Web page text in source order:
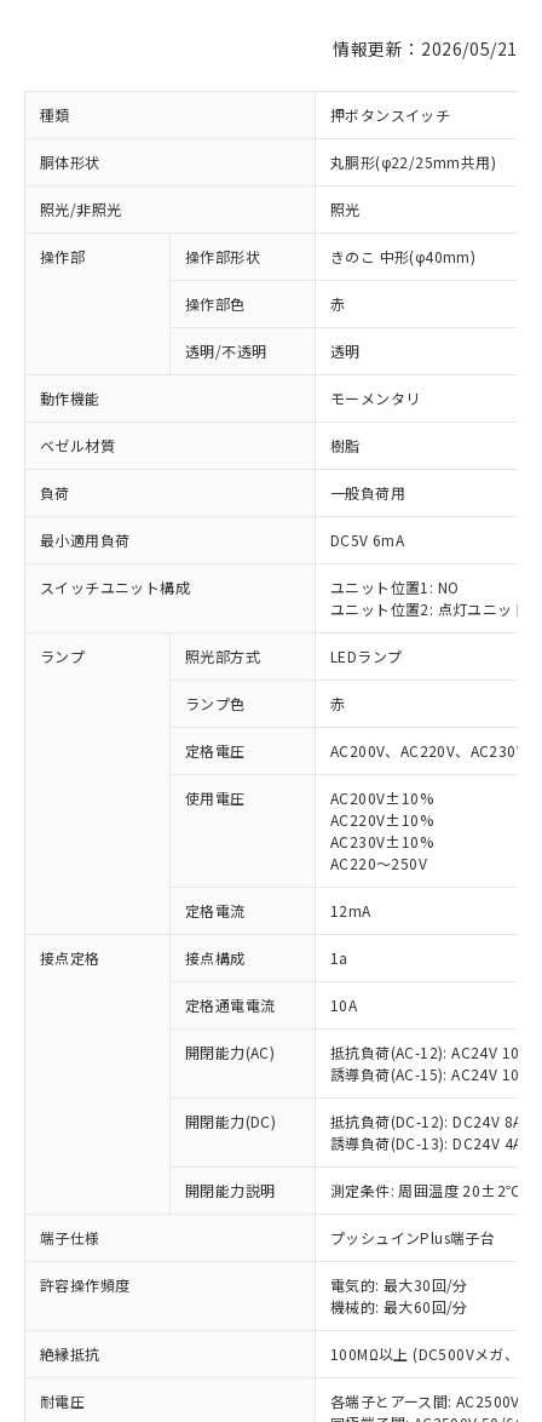
情報更新：2026/05/21
種類 押ボタンスイッチ
胴体形状 丸胴形(φ22/25mm共用)
照光/非照光 照光
操作部 操作部形状 きのこ 中形(φ40mm)
操作部色 赤
透明/不透明 透明
動作機能 モーメンタリ
ベゼル材質 樹脂
負荷 一般負荷用
最小適用負荷 DC5V 6mA
スイッチユニット構成
ユニット位置1: NO
ユニット位置2: 点灯ユニット
ランプ 照光部方式 LEDランプ
ランプ色 赤
定格電圧 AC200V、AC220V、AC230V
使用電圧
AC200V±10%
AC220V±10%
AC230V±10%
AC220～250V
定格電流 12mA
接点定格 接点構成 1a
定格通電電流 10A
開閉能力(AC)
抵抗負荷(AC-12): AC24V 10A/
誘導負荷(AC-15): AC24V
開閉能力(DC)
抵抗負荷(DC-12): DC24V 8A/
誘導負荷(DC-13): DC24V 4A/
開閉能力説明 測定条件: 周囲温度 20±2℃、
端子仕様 プッシュインPlus端子台
許容操作頻度
電気的: 最大30回/分
機械的: 最大60回/分
絶縁抵抗 100MΩ以上 (DC500Vメガ、点
耐電圧
各端子とアース間: AC2500V
ご利用条件
以下の条件をお読みいただき、同意のうえ
本サービスは、当社制御機器事業取扱
商品の当社在庫状況および標準価格
(税抜)を提供させていただくもので
当社制御機器事業取扱商品の中には、
本サービスの対象外となる商品もある
ことをご了承ください。
在庫状況および標準価格照会結果は、
記載している更新日時点での社内デー
タに基づき作成されるものであり、閲
準価格とは異なる場合があることをご
対応済み：EU RoHS指令（10物質）の
非含有に対応した製品が提供可能な商品で
対応予定：EU RoHS指令（10物質）の非含
有に対応した製品に切り替える予定のある
対応予定なし：EU RoHS指令（10物質）の
非含有に非対応の商品で、対応品を出す予
調査・確認中：EU RoHS指令（10物質）の
非含有の対応状況を調査中または確認中の
非該当品：ライセンス料など無形物で、有
害物質有無と関係のない商品です。
仕入先様の事情により、非含有部品として
いたものが、含有品と判明した場合などや
むを得ず変更することがあります。
*EU RoHS指令（10物質）：
鉛(Pb) 1000ppm以下、 水銀(Hg) 1000ppm以下、 カド
六価クロム(Cr(Ⅵ)) 1000ppm以下、ポリ臭化ビフェニル
「○」：最大均質材料含有率が中国RoHSの
基準値以下であることを示します。
「×」：最大均質材料含有率が中国RoHSの
基準値を超えていることを示します。
「－」：未確認です。当社販売部門へお問
当社は、これら貴社製品のうち、外国
為替および外国貿易法に定める商品
（以下｢規制貨物等」という）を輸出
または国外への提供する場合は、日本
国政府の輸出許可(または役務取引許
可)を取得するなどの必要な手続きを